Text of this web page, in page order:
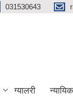
031530643
ग्यालरी